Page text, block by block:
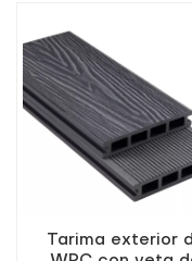
Tarima exterior